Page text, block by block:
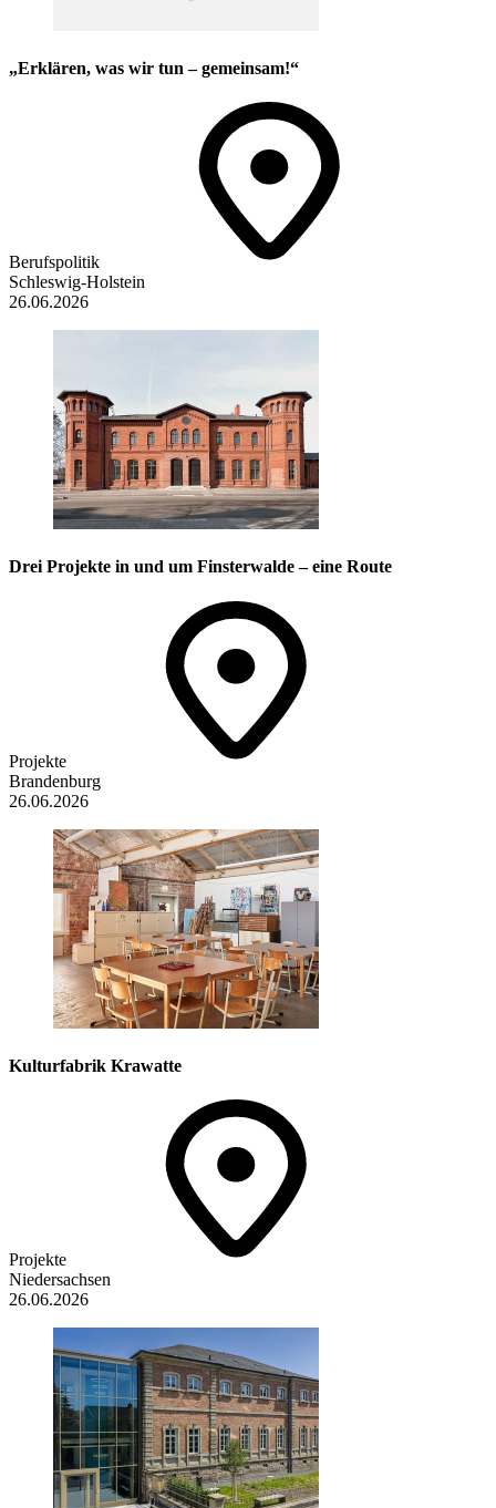
„Erklären, was wir tun – gemeinsam!“
Berufspolitik
Schleswig-Holstein
26.06.2026
Drei Projekte in und um Finsterwalde – eine Route
Projekte
Brandenburg
26.06.2026
Kulturfabrik Krawatte
Projekte
Niedersachsen
26.06.2026